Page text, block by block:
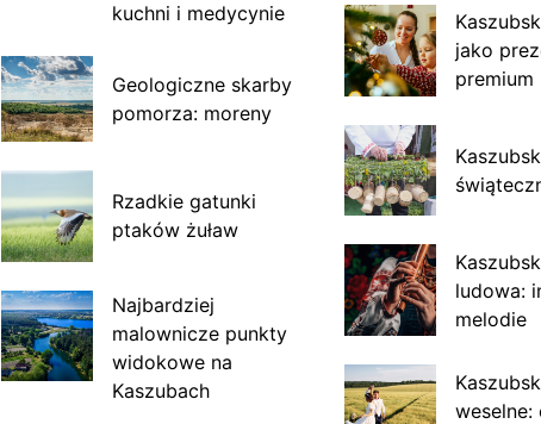
kuchni i medycynie
Geologiczne skarby
pomorza: moreny
Rzadkie gatunki
ptaków żuław
Najbardziej
malownicze punkty
widokowe na
Kaszubach
jako
premium
ludowa:
melodie
weselne: